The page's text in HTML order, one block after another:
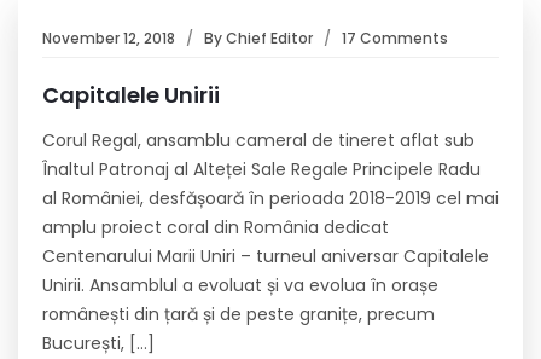
November 12, 2018 ByChief Editor 17 Comments
Capitalele Unirii
Corul Regal, ansamblu cameral de tineret aflat sub
Înaltul Patronaj al Alteței Sale Regale Principele Radu
al României, desfășoară în perioada 2018-2019 cel mai
amplu proiect coral din România dedicat
Centenarului Marii Uniri – turneul aniversar Capitalele
Unirii. Ansamblul a evoluat și va evolua în orașe
românești din țară și de peste granițe, precum
București, […]